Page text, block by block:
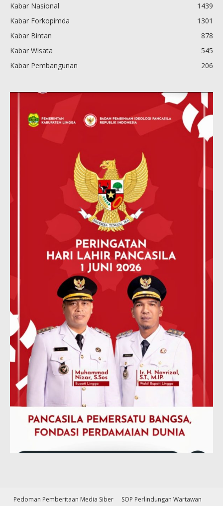
Kabar Nasional
1439
Kabar Forkopimda
1301
Kabar Bintan
878
Kabar Wisata
545
Kabar Pembangunan
206
Pedoman Pemberitaan Media Siber
SOP Perlindungan Wartawan